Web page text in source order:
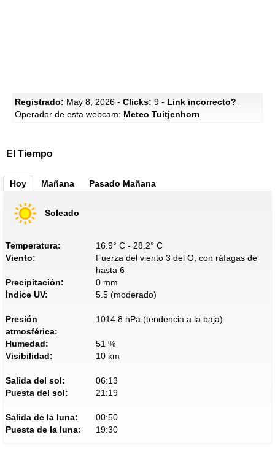
Registrado: May 8, 2026 - Clicks: 9 - Link incorrecto?
Operador de esta webcam: Meteo Tuitjenhorn
El Tiempo
Hoy Mañana Pasado Mañana
Soleado
Temperatura:
16.9° C - 28.2° C
Viento:
Fuerza del viento 3 del O, con ráfagas de
hasta 6
Precipitación:
0 mm
Índice UV:
5.5 (moderado)
Presión
atmosférica:
1014.8 hPa (tendencia a la baja)
Humedad:
51 %
Visibilidad:
10 km
Salida del sol:
06:13
Puesta del sol:
21:19
Salida de la luna:
00:50
Puesta de la luna:
19:30